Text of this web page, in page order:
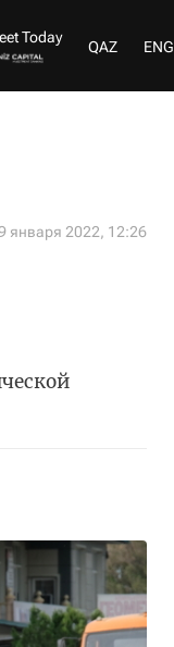
Today
QAZ ENG
января 2022, 12:26